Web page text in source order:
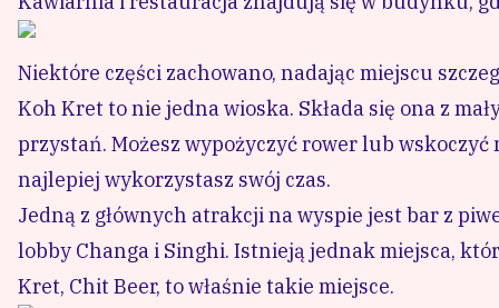
Niektóre części zachowano, nadając miejscu
Koh Kret to nie jedna wioska. Składa się ona z
przystań. Możesz wypożyczyć rower lub
najlepiej wykorzystasz swój czas.
Jedną z głównych atrakcji na wyspie jest bar z
lobby Changa i Singhi. Istnieją jednak miejsca,
Kret, Chit Beer, to właśnie takie miejsce.